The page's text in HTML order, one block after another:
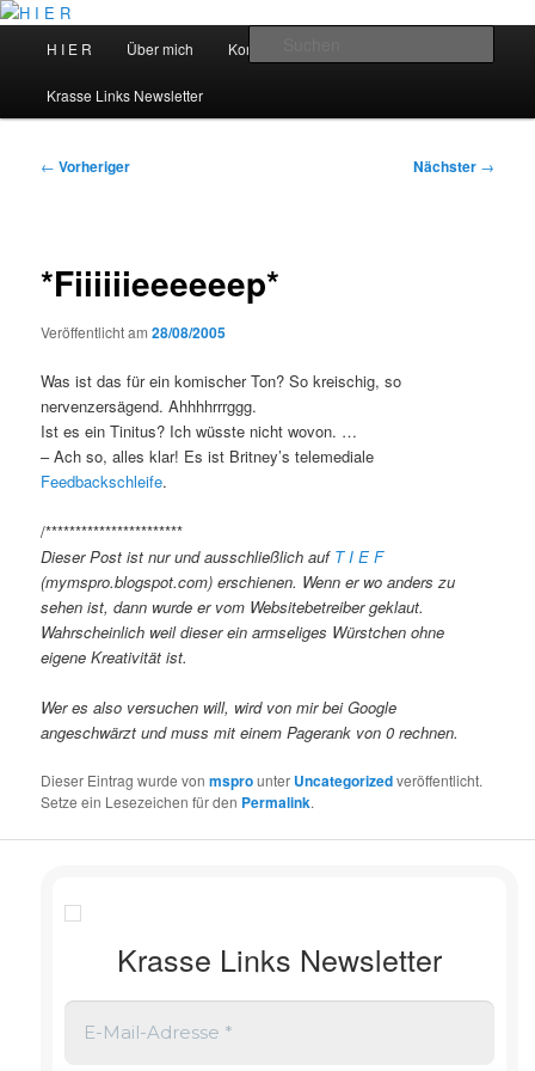
Zum
springenH I E R
H I E R Über mich Kontakt
Krasse Links Newsletter
Beitragsnavigation
← Vorheriger Nächster →
*Fiiiiiieeeeeep*
Veröffentlicht am28/08/2005
Was ist das für ein komischer Ton? So kreischig, so
nervenzersägend. Ahhhhrrrggg.
Ist es ein Tinitus? Ich wüsste nicht wovon. …
– Ach so, alles klar! Es ist Britney’s telemediale
Feedbackschleife.
/***********************
Dieser Post ist nur und ausschließlich auf T I E F
(mymspro.blogspot.com) erschienen. Wenn er wo anders zu
sehen ist, dann wurde er vom Websitebetreiber geklaut.
Wahrscheinlich weil dieser ein armseliges Würstchen ohne
eigene Kreativität ist.
Wer es also versuchen will, wird von mir bei Google
angeschwärzt und muss mit einem Pagerank von 0 rechnen.
Dieser Eintrag wurde vonmsprounter Uncategorizedveröffentlicht.
Setze ein Lesezeichen für den Permalink.
Krasse Links Newsletter